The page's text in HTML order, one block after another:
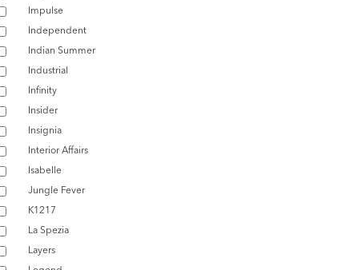
Impulse
Independent
Indian Summer
Industrial
Infinity
Insider
Insignia
Interior Affairs
Isabelle
Jungle Fever
K1217
La Spezia
Layers